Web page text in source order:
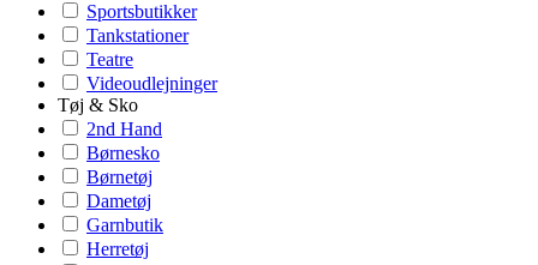
Sportsbutikker
Tankstationer
Teatre
Videoudlejninger
Tøj & Sko
2nd Hand
Børnesko
Børnetøj
Dametøj
Garnbutik
Herretøj